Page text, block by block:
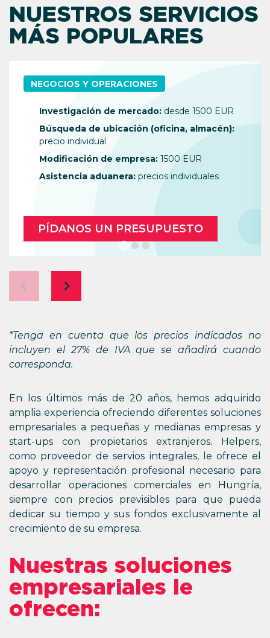
NUESTROS SERVICIOS
MÁS POPULARES
NEGOCIOS Y OPERACIONES
Investigación de mercado: desde 1500 EUR
Búsqueda de ubicación (oficina, almacén):
precio individual
Modificación de empresa: 1500 EUR
Asistencia aduanera: precios individuales
PÍDANOS UN PRESUPUESTO
*Tenga en cuenta que los precios indicados no
incluyen el 27% de IVA que se añadirá cuando
corresponda.
En los últimos más de 20 años, hemos adquirido
amplia experiencia ofreciendo diferentes soluciones
empresariales a pequeñas y medianas empresas y
start-ups con propietarios extranjeros. Helpers,
como proveedor de servios integrales, le ofrece el
apoyo y representación profesional necesario para
desarrollar operaciones comerciales en Hungría,
siempre con precios previsibles para que pueda
dedicar su tiempo y sus fondos exclusivamente al
crecimiento de su empresa.
Nuestras soluciones
empresariales le
ofrecen: